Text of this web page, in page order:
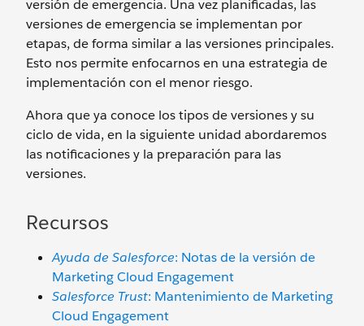
versión de emergencia. Una vez planificadas, las
versiones de emergencia se implementan por
etapas, de forma similar a las versiones principales.
Esto nos permite enfocarnos en una estrategia de
implementación con el menor riesgo.
Ahora que ya conoce los tipos de versiones y su
ciclo de vida, en la siguiente unidad abordaremos
las notificaciones y la preparación para las
versiones.
Recursos
Ayuda de Salesforce: Notas de la versión de
Marketing Cloud Engagement
Salesforce Trust: Mantenimiento de Marketing
Cloud Engagement